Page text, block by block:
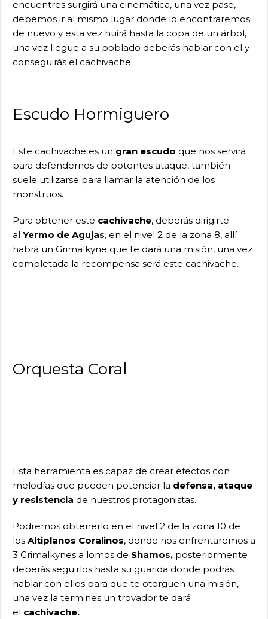
encuentres surgirá una cinemática, una vez pase,
debemos ir al mismo lugar donde lo encontraremos
de nuevo y esta vez huirá hasta la copa de un árbol,
una vez llegue a su poblado deberás hablar con el y
conseguirás el cachivache.
Escudo Hormiguero
Este cachivache es un gran escudo que nos servirá
para defendernos de potentes ataque, también
suele utilizarse para llamar la atención de los
monstruos.
Para obtener este cachivache, deberás dirigirte
al Yermo de Agujas, en el nivel 2 de la zona 8, allí
habrá un Grimalkyne que te dará una misión, una vez
completada la recompensa será este cachivache.
Orquesta Coral
Esta herramienta es capaz de crear efectos con
melodías que pueden potenciar la defensa, ataque
y resistencia de nuestros protagonistas.
Podremos obtenerlo en el nivel 2 de la zona 10 de
los Altiplanos Coralinos, donde nos enfrentaremos a
3 Grimalkynes a lomos de Shamos, posteriormente
deberás seguirlos hasta su guarida donde podrás
hablar con ellos para que te otorguen una misión,
una vez la termines un trovador te dará
el cachivache.